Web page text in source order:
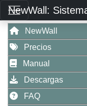
NewWall:
NewWall
Precios
Manual
Descargas
FAQ